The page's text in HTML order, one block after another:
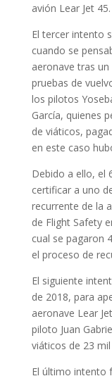
avión Lear Jet 45.
El tercer intento
cuando se
aeronave tras
pruebas de
los pilotos
García, quienes
de viáticos,
en este caso
Debido a ello, el
certificar a uno
recurrente de la
de Flight Safety
cual se pagaron
el proceso de
El siguiente
de 2018, para
aeronave Lear
piloto Juan
viáticos de 23
El último intento